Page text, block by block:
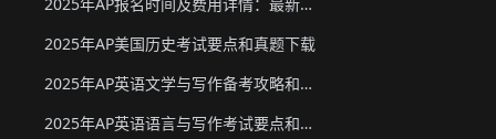
2025年AP美国历史考试要点和真题下载
2025年AP英语文学与写作备考攻略和真题下载
2025年AP英语语言与写作考试要点和真题下载